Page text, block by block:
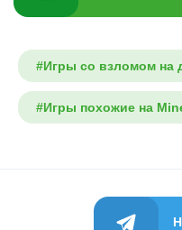
#Игры со взломом на
#Игры похожие на